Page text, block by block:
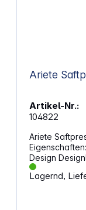
Ariete
Artikel-Nr.:
104822
Ariete
Eigenschaften: Schöne Presse im mediterranem
Design Designlinie: Capri Ideal für die Zubereitung
von Orangen-
direkt in ein Glas fließen Zwei
Lagernd,